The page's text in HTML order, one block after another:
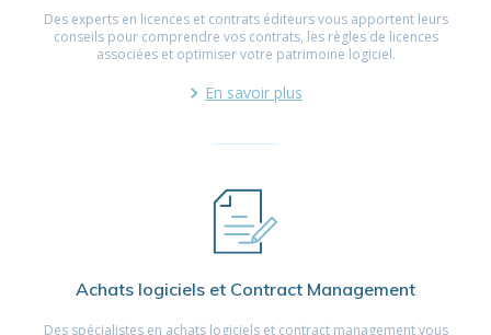
Des experts en licences et contrats éditeurs vous apportent leurs
conseils pour comprendre vos contrats, les règles de licences
associées et optimiser votre patrimoine logiciel.
En savoir plus
Achats logiciels et Contract Management
Des spécialistes en achats logiciels et contract management vous